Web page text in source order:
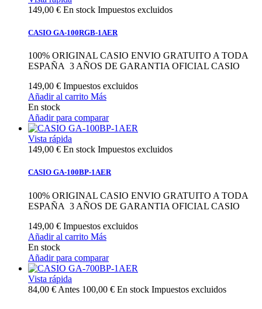
149,00 € En stock Impuestos excluidos
CASIO GA-100RGB-1AER
100% ORIGINAL CASIO ENVIO GRATUITO A TODA
ESPAÑA 3 AÑOS DE GARANTIA OFICIAL CASIO
149,00 € Impuestos excluidos
Añadir al carrito Más
En stock
Añadir para comparar
Vista rápida
149,00 € En stock Impuestos excluidos
CASIO GA-100BP-1AER
100% ORIGINAL CASIO ENVIO GRATUITO A TODA
ESPAÑA 3 AÑOS DE GARANTIA OFICIAL CASIO
149,00 € Impuestos excluidos
Añadir al carrito Más
En stock
Añadir para comparar
Vista rápida
84,00 € Antes 100,00 € En stock Impuestos excluidos